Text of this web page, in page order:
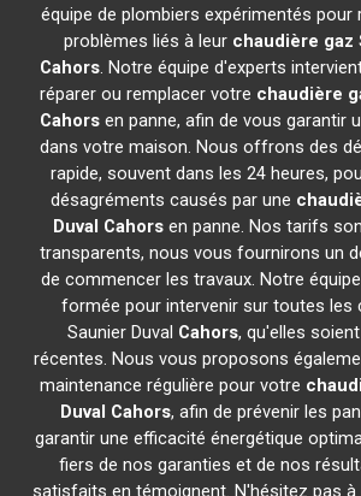
équipe de plombiers expérimentés pour
problèmes liés à leur chaudière gaz
Cahors. Notre équipe d'experts
réparer ou remplacer votre chaudière
Cahorsen panne, afin de vous garantir
dans votre maison. Nous offrons des
rapide, souvent dans les 24 heures,
désagréments causés par une
Duval Cahorsen panne. Nos tarifs
transparents, nous vous fournirons un
de commencer les travaux. Notre
formée pour intervenir sur toutes les
Saunier Duval Cahors, qu'elles
récentes. Nous vous proposons
maintenance régulière pour votre
Duval Cahors, afin de prévenir les
garantir une efficacité énergétique
fiers de nos garanties et de nos
satisfaits en témoignent. N'hésitez pas